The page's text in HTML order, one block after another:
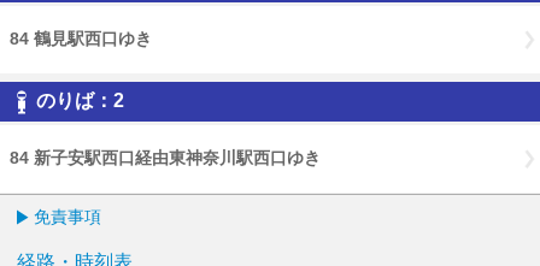
84 鶴見駅西口ゆき
のりば：2
84 新子安駅西口経由東神奈川駅西口ゆき
免責事項